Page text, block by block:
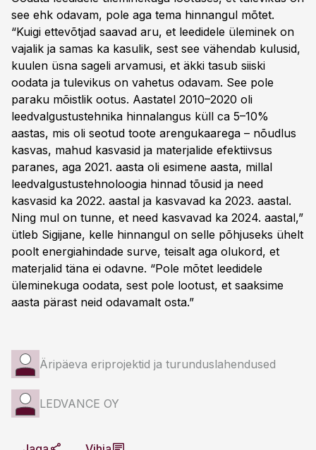
see ehk odavam, pole aga tema hinnangul mõtet.
“Kuigi ettevõtjad saavad aru, et leedidele üleminek on
vajalik ja samas ka kasulik, sest see vähendab kulusid,
kuulen üsna sageli arvamusi, et äkki tasub siiski
oodata ja tulevikus on vahetus odavam. See pole
paraku mõistlik ootus. Aastatel 2010–2020 oli
leedvalgustustehnika hinnalangus küll ca 5–10%
aastas, mis oli seotud toote arengukaarega – nõudlus
kasvas, mahud kasvasid ja materjalide efektiivsus
paranes, aga 2021. aasta oli esimene aasta, millal
leedvalgustustehnoloogia hinnad tõusid ja need
kasvasid ka 2022. aastal ja kasvavad ka 2023. aastal.
Ning mul on tunne, et need kasvavad ka 2024. aastal,”
ütleb Sigijane, kelle hinnangul on selle põhjuseks ühelt
poolt energiahindade surve, teisalt aga olukord, et
materjalid täna ei odavne. “Pole mõtet leedidele
ülemineku­ga oodata, sest pole lootust, et saaksime
aasta pärast neid odavamalt osta.”
Äripäeva eriprojektid ja turunduslahendused
LEDVANCE OY